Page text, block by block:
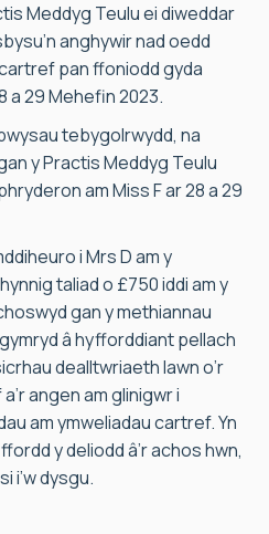
Meddyg Teulu ei diweddar
anghywir nad oedd
pan ffoniodd gyda
a 29 Mehefin 2023.
tebygolrwydd, na
y Practis Meddyg Teulu
am Miss F ar 28 a 29
i Mrs D am y
taliad o £750 iddi am y
gan y methiannau
â hyfforddiant pellach
dealltwriaeth lawn o’r
angen am glinigwr i
am ymweliadau cartref. Yn
y deliodd â’r achos hwn,
i’w dysgu.